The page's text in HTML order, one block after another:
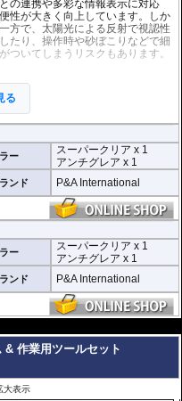
の連携や多彩な情報表示に対応
性が大きく向上しています。しか
方で、太陽光による反射で視認性
たり、操作時や砂ぼこりなどで細
ついてしまうリスクもあります。
らディスプレイを保護します。
枚のフィルム(スーパークリアとア
ア)が入っており
クリア :
耐摩耗性が非常に高く、
の高いフィルム。貼り付けてしまう
になじみ、フィルムの存在がほとん
らなくなります。
マット仕上げが施され、太
による反射を軽減。視認性の低下
画面を読み取りやすくします。も
傷に対しても有効です。
ト付属 :
取り付けに便利なクリー
ト、気泡の混入を防ぎ、きれいに
た。
とがありません。フィルムを剥
る
ー
スーパークリア x 1
アンチグレア x 1
ンド P&A International
ー
スーパークリア x 1
アンチグレア x 1
ンド P&A International
& 作業用ツールセット
大表示